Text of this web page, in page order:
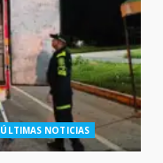
ÚLTIMAS NOTICIAS